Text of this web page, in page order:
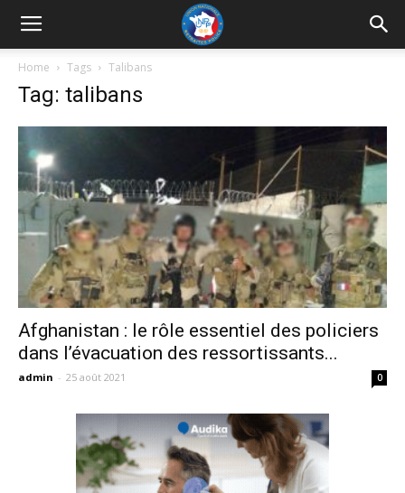
UNRP
Home Tags Talibans
Tag: talibans
Afghanistan : le rôle essentiel des policiers
dans l’évacuation des ressortissants...
admin - 25 août 2021 0